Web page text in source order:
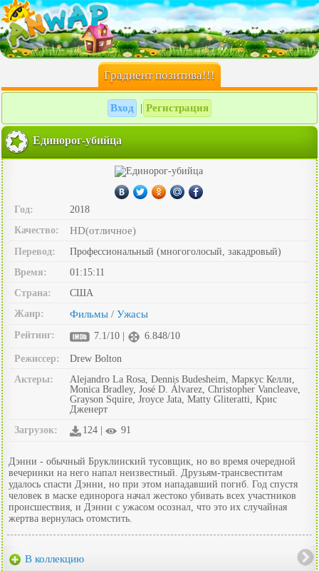
Градиент позитива!!!
Вход Регистрация
Единорог-убийца
Год:
2018
Качество:
HD(отличное)
Перевод:
Профессиональный (многоголосый, закадровый)
Время:
01:15:11
Страна:
США
Жанр:
Фильмы / Ужасы
Рейтинг: 7.1/10 | 6.848/10
Режиссер:
Drew Bolton
Актеры:
Alejandro La Rosa, Dennis Budesheim, Маркус Келли,
Monica Bradley, José D. Álvarez, Christopher Vancleave,
Grayson Squire, Jroyce Jata, Matty Gliteratti, Крис
Дженерт
Загрузок:
124 | 91
Дэнни - обычный Бруклинский тусовщик, но во время очередной
вечеринки на него напал неизвестный. Друзьям-трансвеститам
удалось спасти Дэнни, но при этом нападавший погиб. Год спустя
человек в маске единорога начал жестоко убивать всех участников
происшествия, и Дэнни с ужасом осознал, что это их случайная
жертва вернулась отомстить.
В коллекцию